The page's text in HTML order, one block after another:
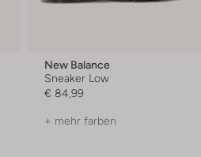
New Balance
Sneaker Low
€ 84,99
+ mehr farben